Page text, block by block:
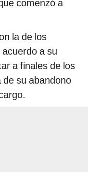
comenzó a
la de los
a su
a finales de los
su abandono